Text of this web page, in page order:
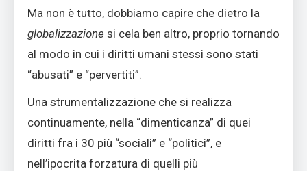
Ma non è tutto, dobbiamo capire che dietro la
globalizzazione si cela ben altro, proprio tornando
al modo in cui i diritti umani stessi sono stati
“abusati” e “pervertiti”.
Una strumentalizzazione che si realizza
continuamente, nella “dimenticanza” di quei
diritti fra i 30 più “sociali” e “politici”, e
nell’ipocrita forzatura di quelli più